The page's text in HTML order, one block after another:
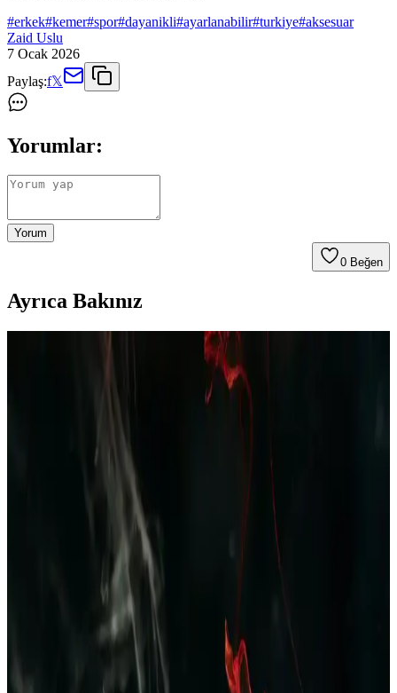
#erkek#kemer#spor#dayanikli#ayarlanabilir#turkiye#aksesuar
Zaid Uslu
7 Ocak 2026
Paylaş:f𝕏
Yorumlar:
Yorum
0 Beğen
Ayrıca Bakınız
Polar Erkek Pijama Takımı Bordo Lacivert Ekose
Desenli Kış İçin Şık ve Konforlu Giyim Seçeneği
dokusu ve şık ekose desenleriyle rahatlık ve stil sunar, uzun ömürlü
ve kolay bakım avantajıyla evde konfor sağlar.
Erkek Yazlık Pijama Altları: Rahat ve Şık
Seçenekler ile Yaz Aylarında Konfor
Yazlık erkek pijama altları hafif, nefes alabilir kumaşlardan üretilir,
çeşitli modeller ve desenlerde bulunur, uygun fiyat ve kalite dengesi
önemlidir, yaz aylarında rahatlık sağlar.
Dockers 226324 Kahverengi Erkek Terlik: Şıklık ve
Konforu Bir Arada Sunan Modern Tasarım
Dockers 226324 kahverengi erkek terlik, şık tasarımı ve ortopedik
desteğiyle rahatlık ve dayanıklılık sunar, nefes alabilir yapısıyla gün
boyu konfor sağlar.